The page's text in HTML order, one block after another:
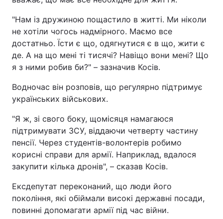
"Нам із дружиною пощастило в житті. Ми ніколи
не хотіли чогось надмірного. Маємо все
достатньо. Їсти є що, одягнутися є в що, жити є
де. А на що мені ті тисячі? Навіщо вони мені? Що
я з ними робив би?" – зазначив Косів.
Водночас він розповів, що регулярно підтримує
українських військових.
"Я ж, зі свого боку, щомісяця намагаюся
підтримувати ЗСУ, віддаючи четверту частину
пенсії. Через студентів-волонтерів робимо
корисні справи для армії. Наприклад, вдалося
закупити кілька дронів", – сказав Косів.
Ексдепутат переконаний, що люди його
покоління, які обіймали високі державні посади,
повинні допомагати армії під час війни.